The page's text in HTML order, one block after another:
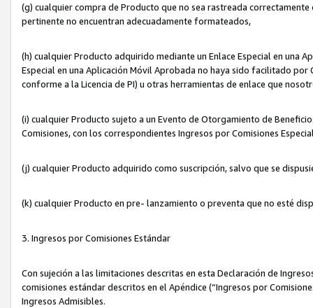
(g) cualquier compra de Producto que no sea rastreada
pertinente no encuentran adecuadamente formateados,
(h) cualquier Producto adquirido mediante un Enlace Especial en una
Especial en una Aplicación Móvil Aprobada no haya sido facilitado
conforme a la Licencia de PI) u otras herramientas de enlace que
(i) cualquier Producto sujeto a un Evento de Otorgamiento de
Comisiones, con los correspondientes Ingresos por Comisiones
(j) cualquier Producto adquirido como suscripción, salvo que se
(k) cualquier Producto en pre- lanzamiento o preventa que no esté
3. Ingresos por Comisiones Estándar
Con sujeción a las limitaciones descritas en esta Declaración de
comisiones estándar descritos en el Apéndice (“Ingresos por
Ingresos Admisibles.